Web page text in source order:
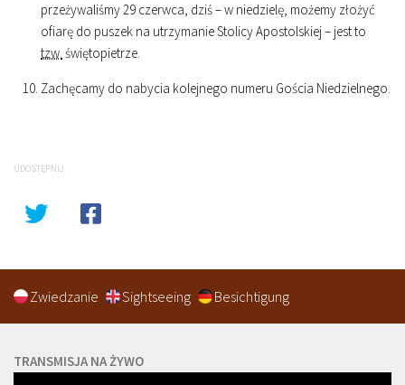
przeżywaliśmy 29 czerwca, dziś – w niedzielę, możemy złożyć
ofiarę do puszek na utrzymanie Stolicy Apostolskiej – jest to
tzw. świętopietrze.
Zachęcamy do nabycia kolejnego numeru Gościa Niedzielnego.
UDOSTĘPNIJ
Zwiedzanie Sightseeing Besichtigung
TRANSMISJA NA ŻYWO